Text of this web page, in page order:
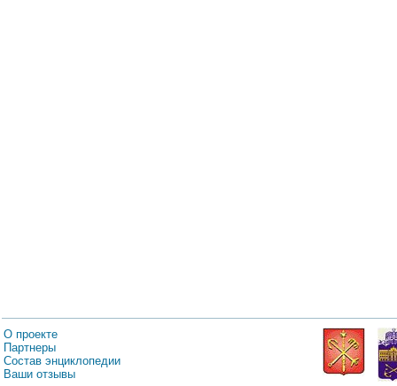
О проекте
Партнеры
Состав энциклопедии
Ваши отзывы